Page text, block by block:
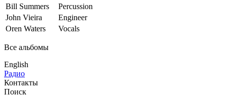
Bill Summers
Percussion
John Vieira
Engineer
Oren Waters
Vocals
Все альбомы
English
Радио
Контакты
Поиск